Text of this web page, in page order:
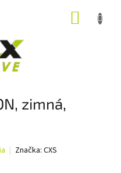
zimná,
Značka: CXS